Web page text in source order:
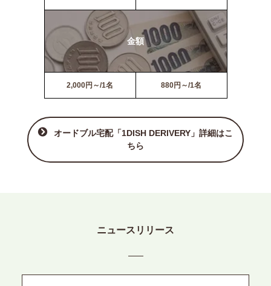
金額
2,000円～/1名 880円～/1名
オードブル宅配「1DISH DERIVERY」詳細はこ
ちら
ニュースリリース